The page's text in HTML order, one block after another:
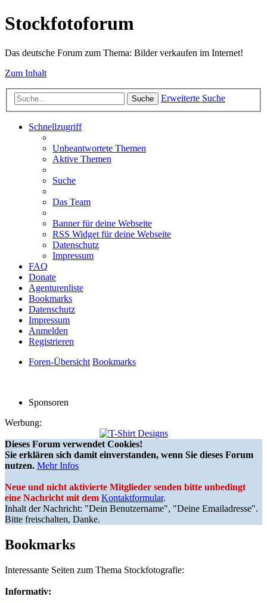
Stockfotoforum
Das deutsche Forum zum Thema: Bilder verkaufen im Internet!
Zum Inhalt
Suche Erweiterte Suche
Schnellzugriff
Unbeantwortete Themen
Aktive Themen
Suche
Das Team
Banner für deine Webseite
RSS Widget für deine Webseite
Datenschutz
Impressum
FAQ
Donate
Agenturenliste
Bookmarks
Datenschutz
Impressum
Anmelden
Registrieren
Foren-Übersicht Bookmarks
Sponsoren
Werbung:
Dieses Forum verwendet Cookies!
Sie erklären sich damit einverstanden, wenn Sie dieses Forum
nutzen. Mehr Infos
Neue und nicht aktivierte Mitglieder senden bitte unbedingt
eine Nachricht mit dem Kontaktformular.
Inhalt der Nachricht: "Dein Benutzername", "Deine Emailadresse".
Bitte freischalten, Danke.
Bookmarks
Interessante Seiten zum Thema Stockfotografie:
Informativ: